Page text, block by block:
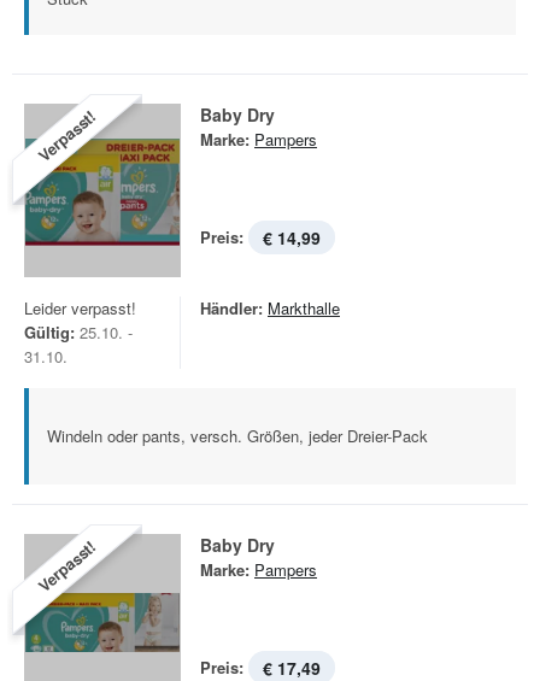
Verpasst! Baby Dry
Marke: Pampers
Preis: € 14,99
Leider verpasst!
Gültig: 25.10. -
31.10.
Händler: Markthalle
Windeln oder pants, versch. Größen, jeder Dreier-Pack
Verpasst! Baby Dry
Marke: Pampers
Preis: € 17,49